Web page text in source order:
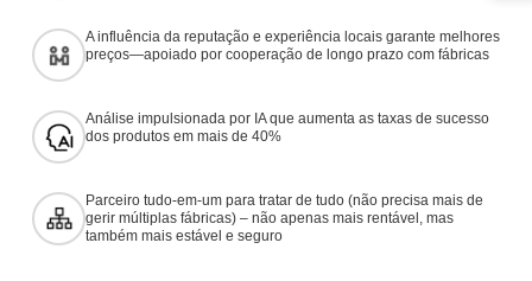
A influência da reputação e experiência locais garante melhores
preços—apoiado por cooperação de longo prazo com fábricas
Análise impulsionada por IA que aumenta as taxas de sucesso
dos produtos em mais de 40%
Parceiro tudo-em-um para tratar de tudo (não precisa mais de
gerir múltiplas fábricas) – não apenas mais rentável, mas
também mais estável e seguro